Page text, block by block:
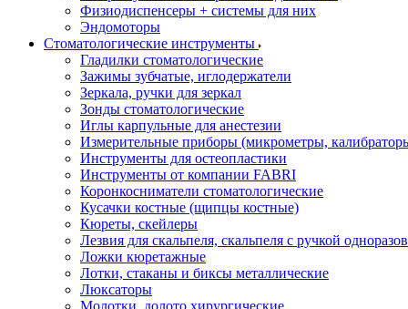
Физиодиспенсеры + системы для них
Эндомоторы
Стоматологические инструменты
Гладилки стоматологические
Зажимы зубчатые, иглодержатели
Зеркала, ручки для зеркал
Зонды стоматологические
Иглы карпульные для анестезии
Измерительные приборы (микрометры,
Инструменты для остеопластики
Инструменты от компании FABRI
Коронкосниматели стоматологические
Кусачки костные (щипцы костные)
Кюреты, скейлеры
Лезвия для скальпеля, скальпеля с ручкой
Ложки кюретажные
Лотки, стаканы и биксы металлические
Люксаторы